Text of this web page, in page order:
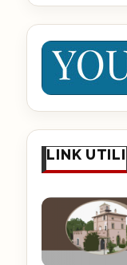
LINK UTILI